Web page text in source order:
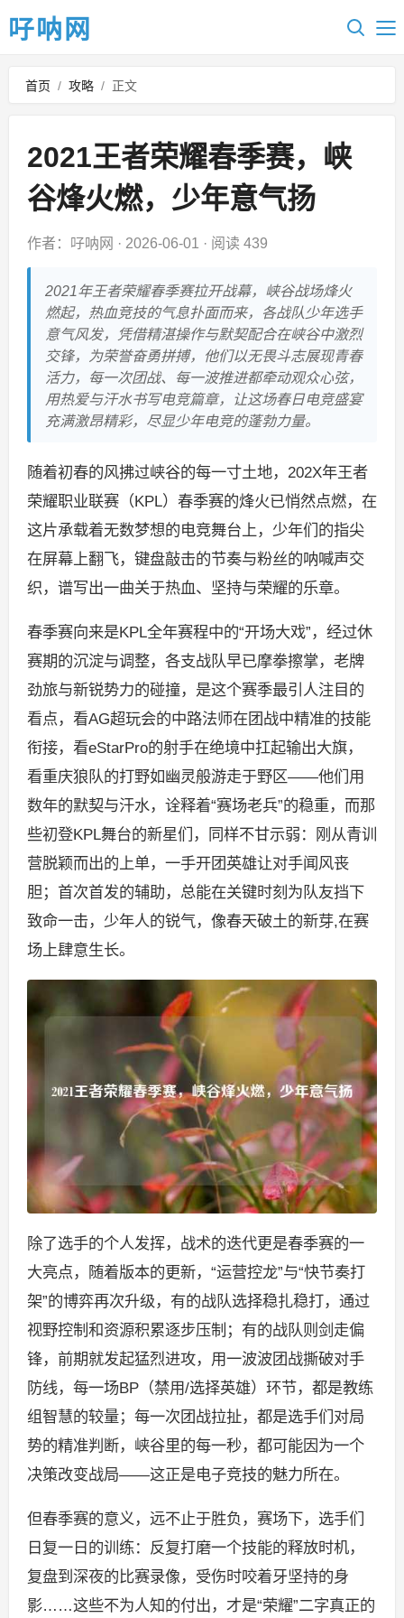
吇呐网
首页 / 攻略 / 正文
2021王者荣耀春季赛，峡
谷烽火燃，少年意气扬
作者：吇呐网 · 2026-06-01 · 阅读 439
2021年王者荣耀春季赛拉开战幕，峡谷战场烽火
燃起，热血竞技的气息扑面而来，各战队少年选手
意气风发，凭借精湛操作与默契配合在峡谷中激烈
交锋，为荣誉奋勇拼搏，他们以无畏斗志展现青春
活力，每一次团战、每一波推进都牵动观众心弦，
用热爱与汗水书写电竞篇章，让这场春日电竞盛宴
充满激昂精彩，尽显少年电竞的蓬勃力量。
随着初春的风拂过峡谷的每一寸土地，202X年王者
荣耀职业联赛（KPL）春季赛的烽火已悄然点燃，在
这片承载着无数梦想的电竞舞台上，少年们的指尖
在屏幕上翻飞，键盘敲击的节奏与粉丝的呐喊声交
织，谱写出一曲关于热血、坚持与荣耀的乐章。
春季赛向来是KPL全年赛程中的“开场大戏”，经过休
赛期的沉淀与调整，各支战队早已摩拳擦掌，老牌
劲旅与新锐势力的碰撞，是这个赛季最引人注目的
看点，看AG超玩会的中路法师在团战中精准的技能
衔接，看eStarPro的射手在绝境中扛起输出大旗，
看重庆狼队的打野如幽灵般游走于野区——他们用
数年的默契与汗水，诠释着“赛场老兵”的稳重，而那
些初登KPL舞台的新星们，同样不甘示弱：刚从青训
营脱颖而出的上单，一手开团英雄让对手闻风丧
胆；首次首发的辅助，总能在关键时刻为队友挡下
致命一击，少年人的锐气，像春天破土的新芽,在赛
场上肆意生长。
除了选手的个人发挥，战术的迭代更是春季赛的一
大亮点，随着版本的更新，“运营控龙”与“快节奏打
架”的博弈再次升级，有的战队选择稳扎稳打，通过
视野控制和资源积累逐步压制；有的战队则剑走偏
锋，前期就发起猛烈进攻，用一波波团战撕破对手
防线，每一场BP（禁用/选择英雄）环节，都是教练
组智慧的较量；每一次团战拉扯，都是选手们对局
势的精准判断，峡谷里的每一秒，都可能因为一个
决策改变战局——这正是电子竞技的魅力所在。
但春季赛的意义，远不止于胜负，赛场下，选手们
日复一日的训练：反复打磨一个技能的释放时机，
复盘到深夜的比赛录像，受伤时咬着牙坚持的身
影……这些不为人知的付出，才是“荣耀”二字真正的